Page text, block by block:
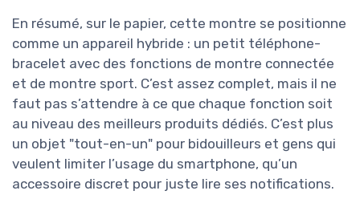
En résumé, sur le papier, cette montre se positionne
comme un appareil hybride : un petit téléphone-
bracelet avec des fonctions de montre connectée
et de montre sport. C’est assez complet, mais il ne
faut pas s’attendre à ce que chaque fonction soit
au niveau des meilleurs produits dédiés. C’est plus
un objet "tout-en-un" pour bidouilleurs et gens qui
veulent limiter l’usage du smartphone, qu’un
accessoire discret pour juste lire ses notifications.